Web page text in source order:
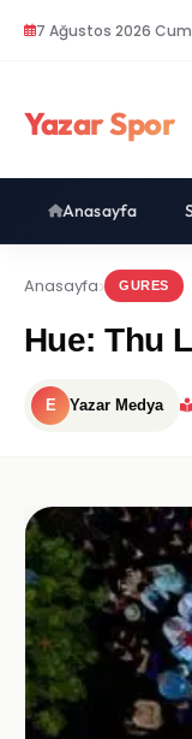
7 Ağustos 2026
Yazar Spor
Anasayfa
Anasayfa GURES
Hue: Thu
E Yazar Medya